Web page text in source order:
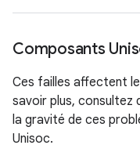
Composants
Ces failles affectent
savoir plus, consultez
la gravité de ces
Unisoc.